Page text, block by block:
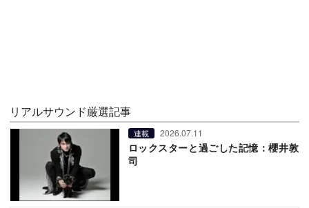
リアルサウンド厳選記事
連載 2026.07.11
ロックスターと過ごした記憶：櫻井敦
司